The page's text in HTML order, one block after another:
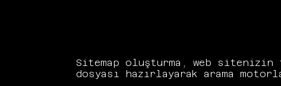
Sitemap oluşturma, web
dosyası hazırlayarak arama